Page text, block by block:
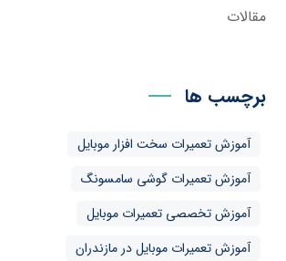
مقالات
برچسب ها
آموزش تعمیرات سخت افزار موبایل
آموزش تعمیرات گوشی سامسونگ
آموزش تخصصی تعمیرات موبایل
آموزش تعمیرات موبایل در مازندران